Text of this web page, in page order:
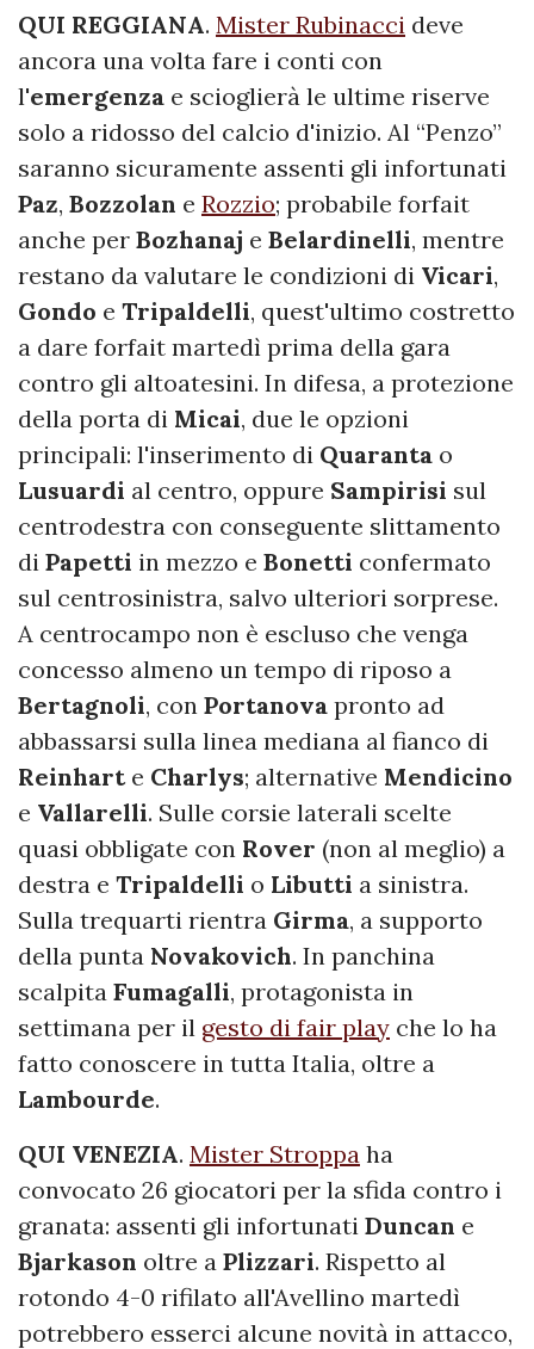
QUI REGGIANA. Mister Rubinacci deve
ancora una volta fare i conti con
l'emergenza e scioglierà le ultime riserve
solo a ridosso del calcio d'inizio. Al “Penzo”
saranno sicuramente assenti gli infortunati
Paz, Bozzolan e Rozzio; probabile forfait
anche per Bozhanaj e Belardinelli, mentre
restano da valutare le condizioni di Vicari,
Gondo e Tripaldelli, quest'ultimo costretto
a dare forfait martedì prima della gara
contro gli altoatesini. In difesa, a protezione
della porta di Micai, due le opzioni
principali: l'inserimento di Quaranta o
Lusuardi al centro, oppure Sampirisi sul
centrodestra con conseguente slittamento
di Papetti in mezzo e Bonetti confermato
sul centrosinistra, salvo ulteriori sorprese.
A centrocampo non è escluso che venga
concesso almeno un tempo di riposo a
Bertagnoli, con Portanova pronto ad
abbassarsi sulla linea mediana al fianco di
Reinhart e Charlys; alternative Mendicino
e Vallarelli. Sulle corsie laterali scelte
quasi obbligate con Rover (non al meglio) a
destra e Tripaldelli o Libutti a sinistra.
Sulla trequarti rientra Girma, a supporto
della punta Novakovich. In panchina
scalpita Fumagalli, protagonista in
settimana per il gesto di fair play che lo ha
fatto conoscere in tutta Italia, oltre a
Lambourde.
QUI VENEZIA. Mister Stroppa ha
convocato 26 giocatori per la sfida contro i
granata: assenti gli infortunati Duncan e
Bjarkason oltre a Plizzari. Rispetto al
rotondo 4-0 rifilato all'Avellino martedì
potrebbero esserci alcune novità in attacco,